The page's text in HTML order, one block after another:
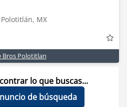
Polotitlán, MX
Bros Polotitlan
lo que buscas...
de búsqueda